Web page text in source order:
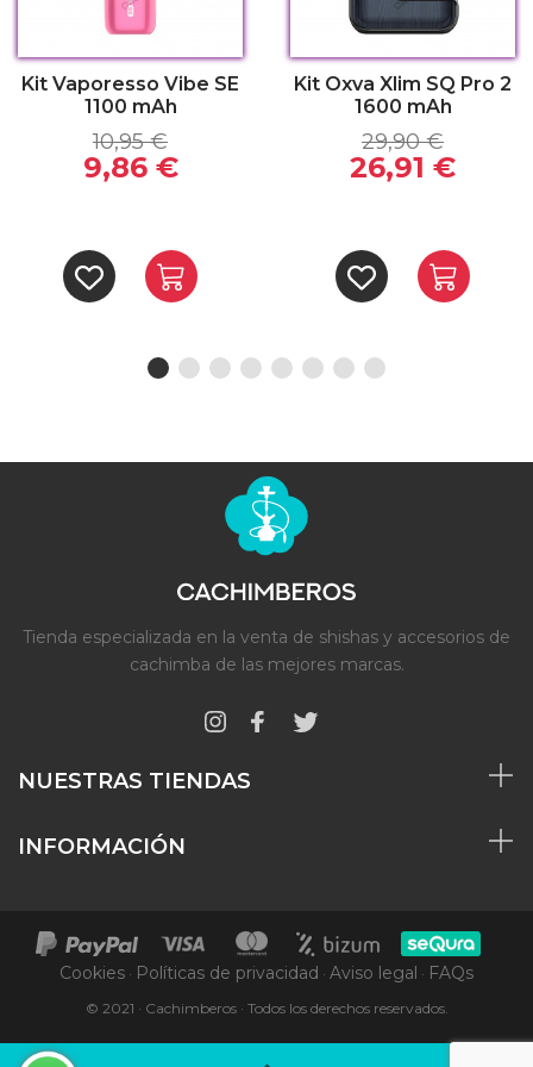
Kit Vaporesso Vibe SE
1100 mAh
10,95 €
9,86 €
Kit Oxva Xlim SQ Pro 2
1600 mAh
29,90 €
26,91 €
Tienda especializada en la venta de shishas y accesorios de
cachimba de las mejores marcas.
NUESTRAS TIENDAS
INFORMACIÓN
Cookies · Políticas de privacidad · Aviso legal · FAQs
© 2021 · Cachimberos · Todos los derechos reservados.